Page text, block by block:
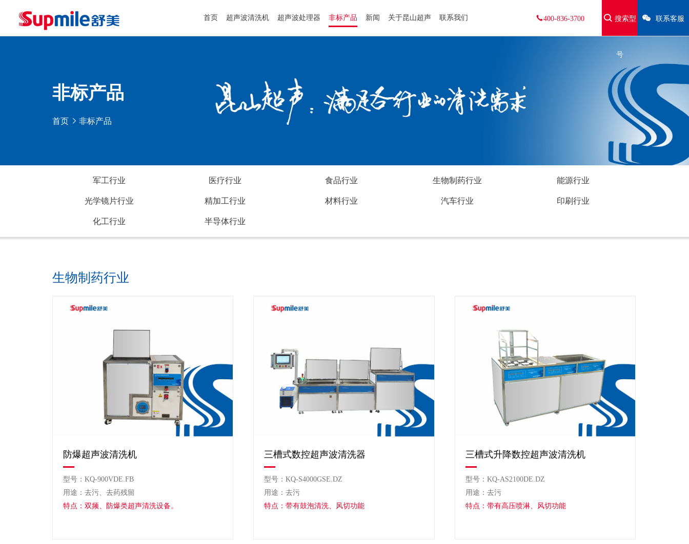
400-836-3700 搜索型
号
联系客服
首页 超声波清洗机 超声波处理器 非标产品 新闻 关于昆山超声 联系我们
非标产品
首页 非标产品
军工行业 医疗行业 食品行业 生物制药行业 能源行业
光学镜片行业 精加工行业 材料行业 汽车行业 印刷行业
化工行业 半导体行业
生物制药行业
防爆超声波清洗机
型号：KQ-900VDE.FB
用途：去污、去药残留
特点：双频、防爆类超声清洗设备。
三槽式数控超声波清洗器
型号：KQ-S4000GSE.DZ
用途：去污
特点：带有鼓泡清洗、风切功能
三槽式升降数控超声波清洗机
型号：KQ-AS2100DE.DZ
用途：去污
特点：带有高压喷淋、风切功能